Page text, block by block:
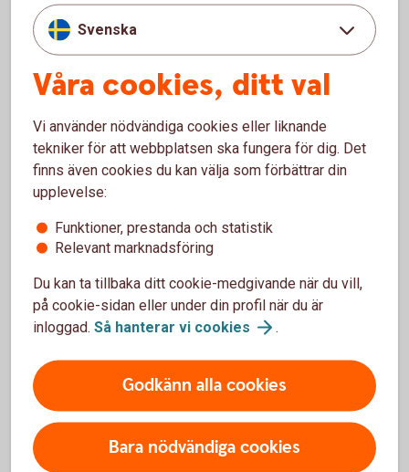
Nybörjare? Lär dig mer med vår aktieskola!
Vad är aktier?
Hur kan du öka chansen att tjäna pengar på
Med vår aktieskola blir det både roligare och enklare
att handla.
Swedbanks
Aktiehandel – våra 5 bästa tips
Förstå vad du köper
Läs på om företaget du ska köpa aktier i
innan du bestämmer dig.
Svenska
Våra cookies, ditt val
Vi använder nödvändiga cookies eller liknande
tekniker för att webbplatsen ska fungera för dig. Det
finns även cookies du kan välja som förbättrar din
upplevelse:
Funktioner, prestanda och statistik
Relevant marknadsföring
Du kan ta tillbaka ditt cookie-medgivande när du vill,
på cookie-sidan eller under din profil när du är
inloggad. Så hanterar vi cookies .
Godkänn alla cookies
Bara nödvändiga cookies